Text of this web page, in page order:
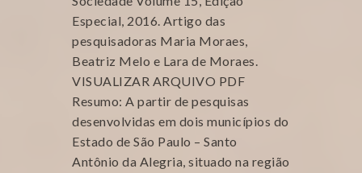
Especial, 2016. Artigo das
pesquisadoras Maria Moraes,
Beatriz Melo e Lara de Moraes.
VISUALIZAR ARQUIVO PDF
Resumo: A partir de pesquisas
desenvolvidas em dois municípios do
Estado de São Paulo – Santo
Antônio da Alegria, situado na região